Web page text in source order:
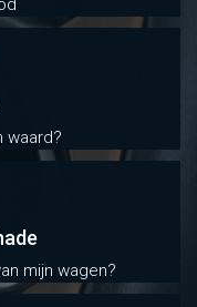
waard?
mijn wagen?